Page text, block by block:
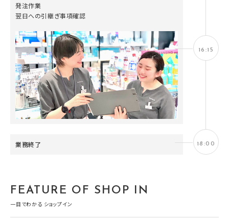
発注作業
翌日への引継ぎ事項確認
業務終了
16:15
18:00
FEATURE OF SHOP IN
一目でわかる ショップイン